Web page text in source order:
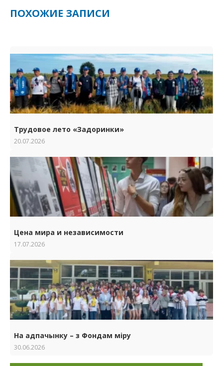
ПОХОЖИЕ ЗАПИСИ
Трудовое лето «Задоринки»
20.07.2026
Цена мира и независимости
17.07.2026
На адпачынку – з Фондам міру
30.06.2026